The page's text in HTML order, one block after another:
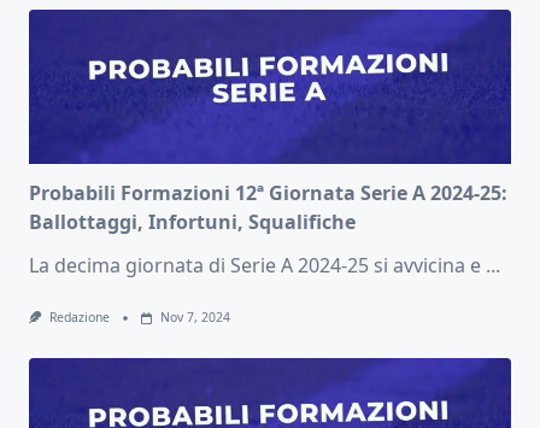
Probabili Formazioni 12ª Giornata Serie A 2024-25:
Ballottaggi, Infortuni, Squalifiche
La decima giornata di Serie A 2024-25 si avvicina e ...
Redazione Nov 7, 2024